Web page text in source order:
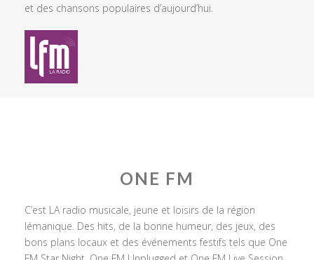
et des chansons populaires d’aujourd’hui.
ONE FM
C’est LA radio musicale, jeune et loisirs de la région
lémanique. Des hits, de la bonne humeur, des jeux, des
bons plans locaux et des événements festifs tels que One